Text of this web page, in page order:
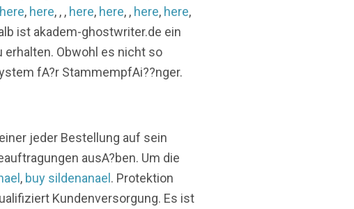
here, here, , , here, here, , here, here,
ist akadem-ghostwriter.de ein
Obwohl es nicht so
fA?r StammempfAi??nger.
jeder Bestellung auf sein
ausA?ben. Um die
, buy sildenanael . Protektion
Kundenversorgung. Es ist